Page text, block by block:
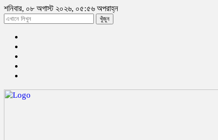
শনিবার, ০৮ অগাস্ট ২০২৬, ০৫:৫৬ অপরাহ্ন
খুঁজুন